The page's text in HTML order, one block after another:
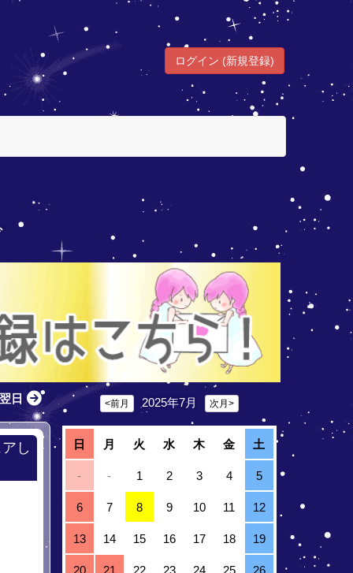
ログイン (新規登録)
翌日
し
<前月 2025年7月 次月>
日 月 火 水 木 金 土
- - 1 2 3 4 5
6 7 8 9 10 11 12
13 14 15 16 17 18 19
20 21 22 23 24 25 26